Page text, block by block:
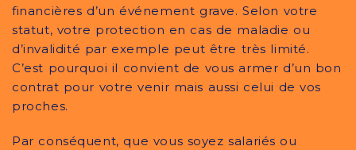
financières d’un événement grave. Selon votre
statut, votre protection en cas de maladie ou
d’invalidité par exemple peut être très limité.
C’est pourquoi il convient de vous armer d’un bon
contrat pour votre venir mais aussi celui de vos
proches.
Par conséquent, que vous soyez salariés ou